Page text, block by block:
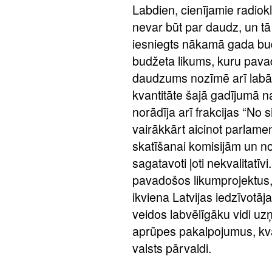
Labdien, cienījamie
nevar būt par daudz, un
iesniegts nākamā gada
budžeta likums, kuru
daudzums nozīmē arī
kvantitāte šajā gadījumā
norādīja arī frakcijas “No
vairākkārt aicinot
skatīšanai komisijām un
sagatavoti ļoti
pavadošos
ikviena Latvijas
veidos labvēlīgāku vidi
aprūpes pakalpojumus,
valsts pārvaldi.